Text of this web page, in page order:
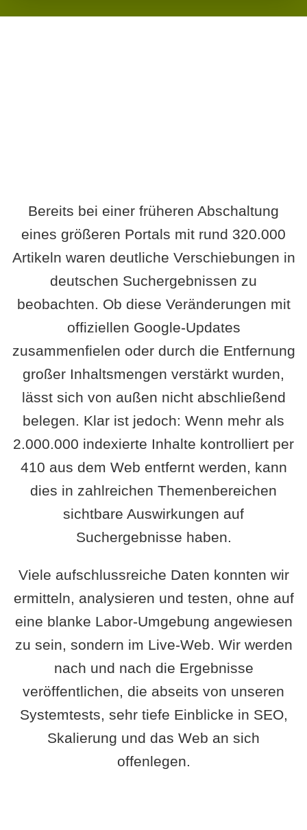
Bereits bei einer früheren Abschaltung
eines größeren Portals mit rund 320.000
Artikeln waren deutliche Verschiebungen in
deutschen Suchergebnissen zu
beobachten. Ob diese Veränderungen mit
offiziellen Google-Updates
zusammenfielen oder durch die Entfernung
großer Inhaltsmengen verstärkt wurden,
lässt sich von außen nicht abschließend
belegen. Klar ist jedoch: Wenn mehr als
2.000.000 indexierte Inhalte kontrolliert per
410 aus dem Web entfernt werden, kann
dies in zahlreichen Themenbereichen
sichtbare Auswirkungen auf
Suchergebnisse haben.
Viele aufschlussreiche Daten konnten wir
ermitteln, analysieren und testen, ohne auf
eine blanke Labor-Umgebung angewiesen
zu sein, sondern im Live-Web. Wir werden
nach und nach die Ergebnisse
veröffentlichen, die abseits von unseren
Systemtests, sehr tiefe Einblicke in SEO,
Skalierung und das Web an sich
offenlegen.